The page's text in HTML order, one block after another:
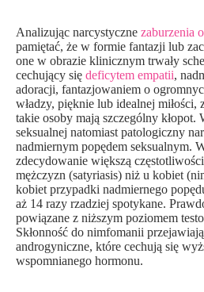
Analizując narcystyczne zaburzenia
pamiętać, że w formie fantazji lub
one w obrazie klinicznym trwały
cechujący się deficytem empatii,
adoracji, fantazjowaniem o
władzy, pięknie lub idealnej miłości,
takie osoby mają szczególny kłopot.
seksualnej natomiast patologiczny
nadmiernym popędem seksualnym.
zdecydowanie większą
mężczyzn (satyriasis) niż u kobiet
kobiet przypadki nadmiernego
aż 14 razy rzadziej spotykane.
powiązane z niższym poziomem
Skłonność do nimfomanii
androgyniczne, które cechują się
wspomnianego hormonu.